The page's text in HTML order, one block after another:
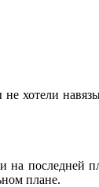
хотели
на последней
плане.